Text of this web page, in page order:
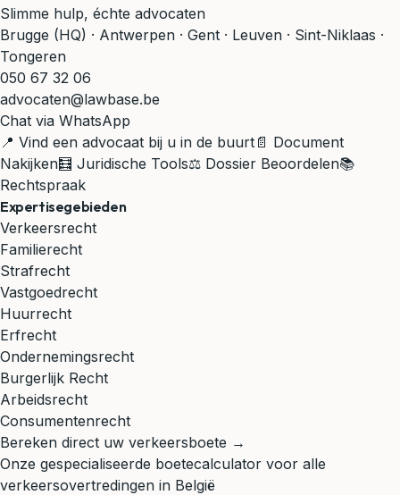
Slimme hulp, échte advocaten
Brugge (HQ) · Antwerpen · Gent · Leuven · Sint-Niklaas ·
Tongeren
050 67 32 06
advocaten@lawbase.be
Chat via WhatsApp
📍 Vind een advocaat bij u in de buurt 📄 Document
Nakijken🧮 Juridische Tools⚖️ Dossier Beoordelen📚
Rechtspraak
Expertisegebieden
Verkeersrecht
Familierecht
Strafrecht
Vastgoedrecht
Huurrecht
Erfrecht
Ondernemingsrecht
Burgerlijk Recht
Arbeidsrecht
Consumentenrecht
Bereken direct uw verkeersboete →
Onze gespecialiseerde boetecalculator voor alle
verkeersovertredingen in België